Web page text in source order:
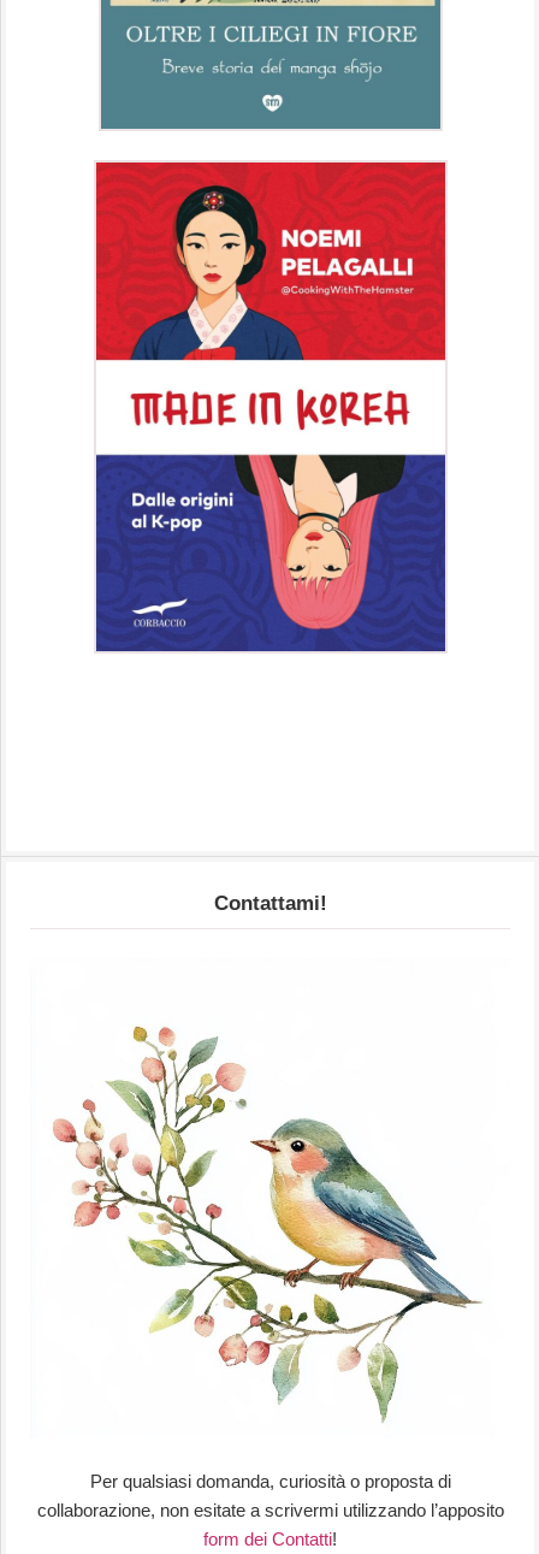
Contattami!
Per qualsiasi domanda, curiosità o proposta di
collaborazione, non esitate a scrivermi utilizzando l’apposito
form dei Contatti!